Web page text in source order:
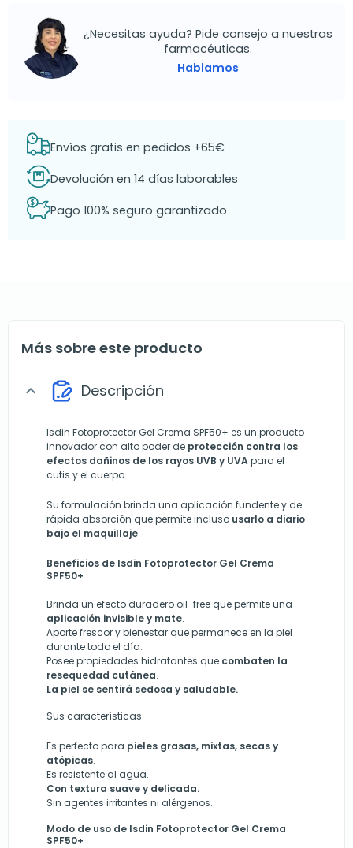
¿Necesitas ayuda? Pide consejo a nuestras
farmacéuticas.
Hablamos
Envíos gratis en pedidos +65€
Devolución en 14 días laborables
Pago 100% seguro garantizado
Más sobre este producto
expand_more Descripción
Isdin Fotoprotector Gel Crema SPF50+ es un producto
innovador con alto poder de protección contra los
efectos dañinos de los rayos UVB y UVApara el
cutis y el cuerpo.
Su formulación brinda una aplicación fundente y de
rápida absorción que permite incluso usarlo a diario
bajo el maquillaje.
Beneficios de Isdin Fotoprotector Gel Crema
SPF50+
Brinda un efecto duradero oil-free que permite una
aplicación invisible y mate.
Aporte frescor y bienestar que permanece en la piel
durante todo el día.
Posee propiedades hidratantes que combaten la
resequedad cutánea.
La piel se sentirá sedosa y saludable.
Sus características:
Es perfecto para pieles grasas, mixtas, secas y
atópicas.
Es resistente al agua.
Con textura suave y delicada.
Sin agentes irritantes ni alérgenos.
Modo de uso de Isdin Fotoprotector Gel Crema
SPF50+